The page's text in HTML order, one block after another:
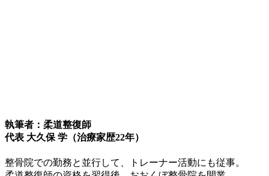
執筆者：柔道整復師
代表 大久保 学（治療家歴22年）
整骨院での勤務と並行して、トレーナー活動にも従事。